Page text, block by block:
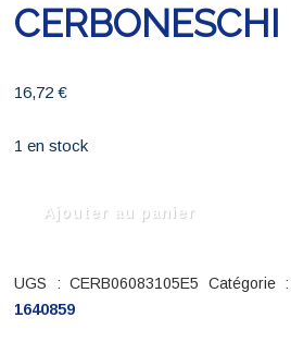
CERBONESCHI
16,72€
1 en stock
Ajouter au panier
UGS :CERB06083105E5 Catégorie :
1640859